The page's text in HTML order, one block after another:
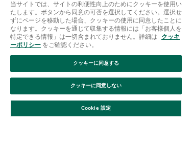
絞り込み 並び替え
Afternoon Tea(アフタヌーンティー)公式オンラインストアで
は、
キッチン・ダイニングなどの生活雑貨、紅茶・焼き菓子など、
毎日新商品をご用意しています。
当サイトでは、サイトの利便性向上のためにクッキーを使用い
たします。ボタンから同意の可否を選択してください。選択せ
ずにページを移動した場合、クッキーの使用に同意したことに
なります。クッキーを通じて収集する情報には「お客様個人を
特定できる情報」は一切含まれておりません。詳細は
クッキ
ーポリシー をご確認ください。
Cookie 設定
クッキーに同意しない
クッキーに同意する